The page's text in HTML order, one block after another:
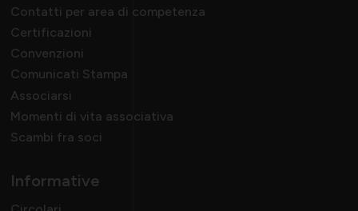
Contatti per area di competenza
Certificazioni
Convenzioni
Comunicati Stampa
Associarsi
Momenti di vita associativa
Scambi fra soci
Informative